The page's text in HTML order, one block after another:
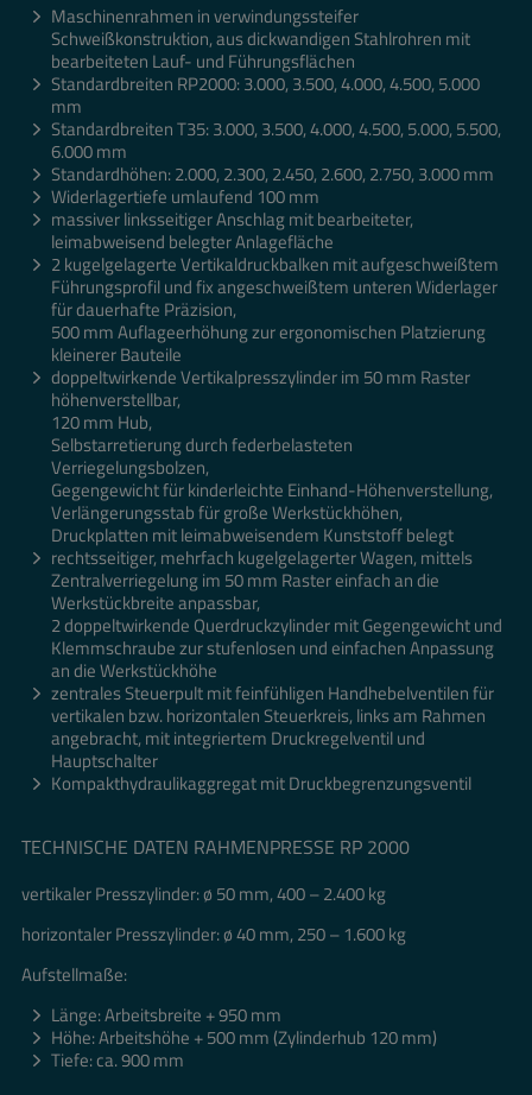
Maschinenrahmen in verwindungssteifer
Schweißkonstruktion, aus dickwandigen Stahlrohren mit
bearbeiteten Lauf- und Führungsflächen
Standardbreiten RP2000: 3.000, 3.500, 4.000, 4.500, 5.000
mm
Standardbreiten T35: 3.000, 3.500, 4.000, 4.500, 5.000, 5.500,
6.000 mm
Standardhöhen: 2.000, 2.300, 2.450, 2.600, 2.750, 3.000 mm
Widerlagertiefe umlaufend 100 mm
massiver linksseitiger Anschlag mit bearbeiteter,
leimabweisend belegter Anlagefläche
2 kugelgelagerte Vertikaldruckbalken mit aufgeschweißtem
Führungsprofil und fix angeschweißtem unteren Widerlager
für dauerhafte Präzision,
500 mm Auflageerhöhung zur ergonomischen Platzierung
kleinerer Bauteile
doppeltwirkende Vertikalpresszylinder im 50 mm Raster
höhenverstellbar,
120 mm Hub,
Selbstarretierung durch federbelasteten
Verriegelungsbolzen,
Gegengewicht für kinderleichte Einhand-Höhenverstellung,
Verlängerungsstab für große Werkstückhöhen,
Druckplatten mit leimabweisendem Kunststoff belegt
rechtsseitiger, mehrfach kugelgelagerter Wagen, mittels
Zentralverriegelung im 50 mm Raster einfach an die
Werkstückbreite anpassbar,
2 doppeltwirkende Querdruckzylinder mit Gegengewicht und
Klemmschraube zur stufenlosen und einfachen Anpassung
an die Werkstückhöhe
zentrales Steuerpult mit feinfühligen Handhebelventilen für
vertikalen bzw. horizontalen Steuerkreis, links am Rahmen
angebracht, mit integriertem Druckregelventil und
Hauptschalter
Kompakthydraulikaggregat mit Druckbegrenzungsventil
TECHNISCHE DATEN RAHMENPRESSE RP 2000
vertikaler Presszylinder: ø 50 mm, 400 – 2.400 kg
horizontaler Presszylinder: ø 40 mm, 250 – 1.600 kg
Aufstellmaße:
Länge: Arbeitsbreite + 950 mm
Höhe: Arbeitshöhe + 500 mm (Zylinderhub 120 mm)
Tiefe: ca. 900 mm